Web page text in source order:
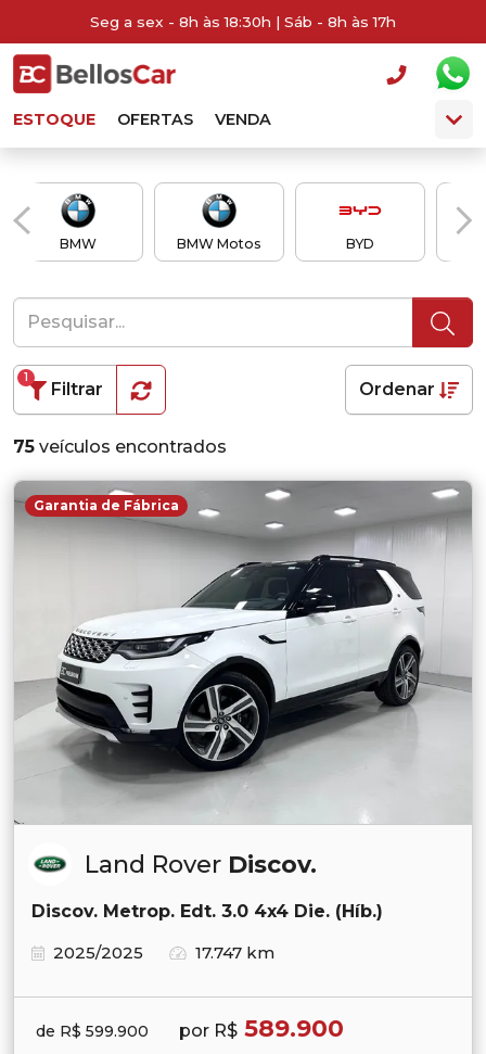
Seg a sex - 8h às 18:30h | Sáb - 8h às 17h
ESTOQUE OFERTAS VENDA
BMW BMW Motos BYD
Filtrar
1
Ordenar
75 veículos encontrados
Garantia de Fábrica
Land Rover Discov.
Discov. Metrop. Edt. 3.0 4x4 Die. (Híb.)
2025/2025
17.747 km
de R$ 599.900 por R$ 589.900